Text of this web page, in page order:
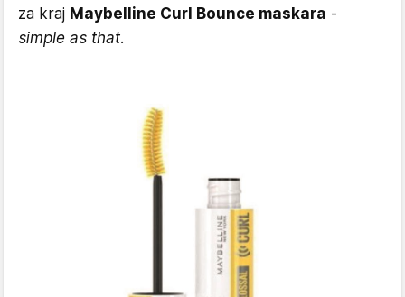
za kraj Maybelline Curl Bounce maskara -
simple as that.